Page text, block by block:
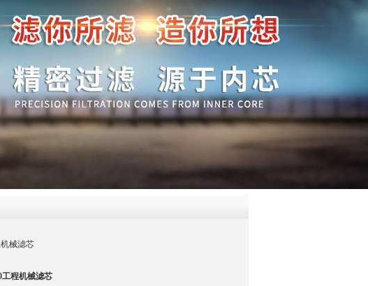
在线咨
QQ
械滤芯
工程机械滤芯